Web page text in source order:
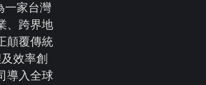
一家台灣
、跨界地
顛覆傳統
效率創
導入全球